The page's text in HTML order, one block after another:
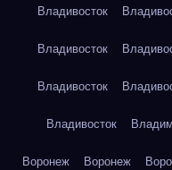
Владивосток
Владивосток
Владивосток
Владивосток
Воронеж Воронеж